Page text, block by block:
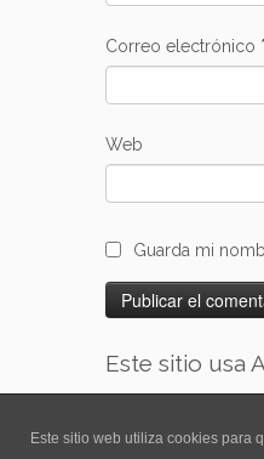
Correo electrónico *
Web
Guarda mi
Este sitio usa
Este sitio web utiliza cookies para